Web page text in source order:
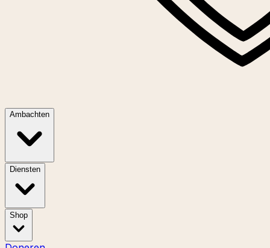
Ambachten
Diensten
Shop